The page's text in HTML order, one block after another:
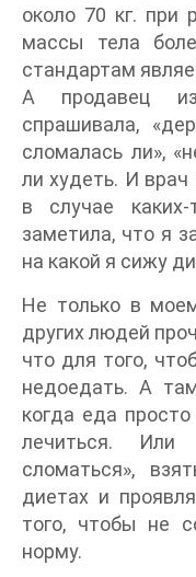
около 70 кг. при
массы тела
стандартам
А продавец из
спрашивала,
сломалась ли»,
ли худеть. И
в случае
заметила, что я
на какой я сижу
Не только в
других людей
что для того,
недоедать. А
когда еда
лечиться. Или
сломаться»,
диетах и
того, чтобы не
норму.